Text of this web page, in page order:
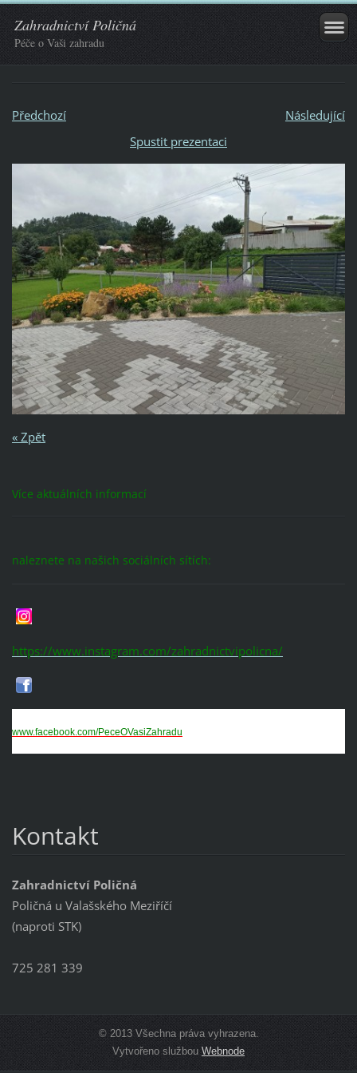
Zahradnictví Poličná
Péče o Vaši zahradu
Předchozí
Následující
Spustit prezentaci
« Zpět
Více aktuálních informací
naleznete na našich sociálních sítích:
https://www.instagram.com/zahradnictvipolicna/
www.facebook.com/PeceOVasiZahradu
Kontakt
Zahradnictví Poličná
Poličná u Valašského Meziříčí
(naproti STK)
725 281 339
© 2013 Všechna práva vyhrazena.
Vytvořeno službouWebnode